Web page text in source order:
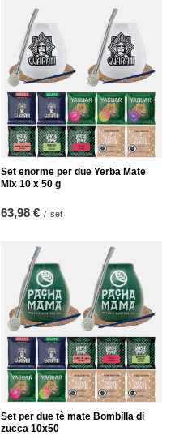
Set enorme per due Yerba Mate
Mix 10 x 50 g
63,98 € / set
Set per due tè mate Bombilla di
zucca 10x50